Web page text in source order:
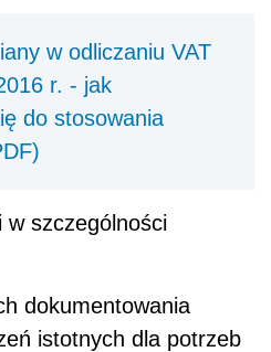
w odliczaniu VAT
r. - jak
do stosowania
w szczególności
dokumentowania
istotnych dla potrzeb